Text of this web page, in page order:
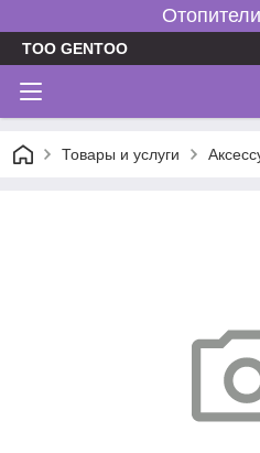
TOO GENTOO
Товары и услуги